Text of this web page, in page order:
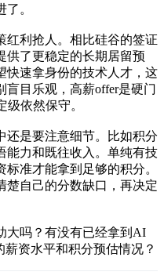
。
红利抢人。相比硅谷的签证
供了更稳定的长期居留预
快速拿身份的技术人才，这
目乐观，高薪offer是硬门
依然保守。
还是要注意细节。比如积分
能力和既往收入。单纯有技
准才能拿到足够的积分。
楚自己的分数缺口，再决定
大吗？有没有已经拿到AI
资水平和积分预估情况？